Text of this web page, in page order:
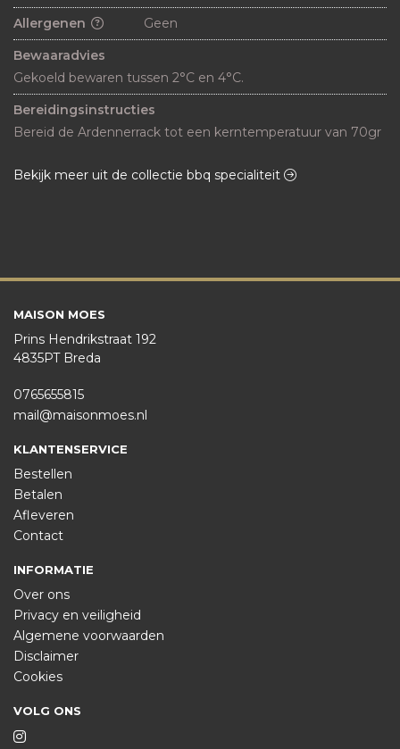
Allergenen
Geen
Bewaaradvies
Gekoeld bewaren tussen 2°C en 4°C.
Bereidingsinstructies
Bereid de Ardennerrack tot een kerntemperatuur van 70gr
Bekijk meer uit de collectie bbq specialiteit
MAISON MOES
Prins Hendrikstraat 192
4835PT Breda
0765655815
mail@maisonmoes.nl
KLANTENSERVICE
Bestellen
Betalen
Afleveren
Contact
INFORMATIE
Over ons
Privacy en veiligheid
Algemene voorwaarden
Disclaimer
Cookies
VOLG ONS